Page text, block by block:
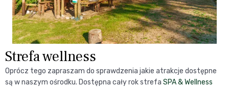
Strefa wellness
Oprócz tego zapraszam do sprawdzenia jakie atrakcje dostępne
są w naszym ośrodku. Dostępna cały rok strefa SPA & Wellness